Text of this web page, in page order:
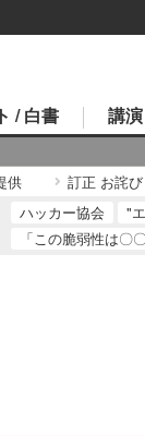
/ 白書 講
供 訂正 お詫び
ハッカー協会 "
「この脆弱性は